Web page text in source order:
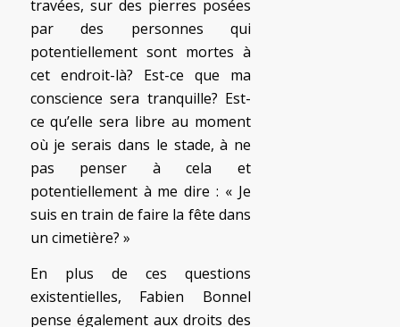
travées, sur des pierres posées
par des personnes qui
potentiellement sont mortes à
cet endroit-là? Est-ce que ma
conscience sera tranquille? Est-
ce qu’elle sera libre au moment
où je serais dans le stade, à ne
pas penser à cela et
potentiellement à me dire : « Je
suis en train de faire la fête dans
un cimetière? »
En plus de ces questions
existentielles, Fabien Bonnel
pense également aux droits des